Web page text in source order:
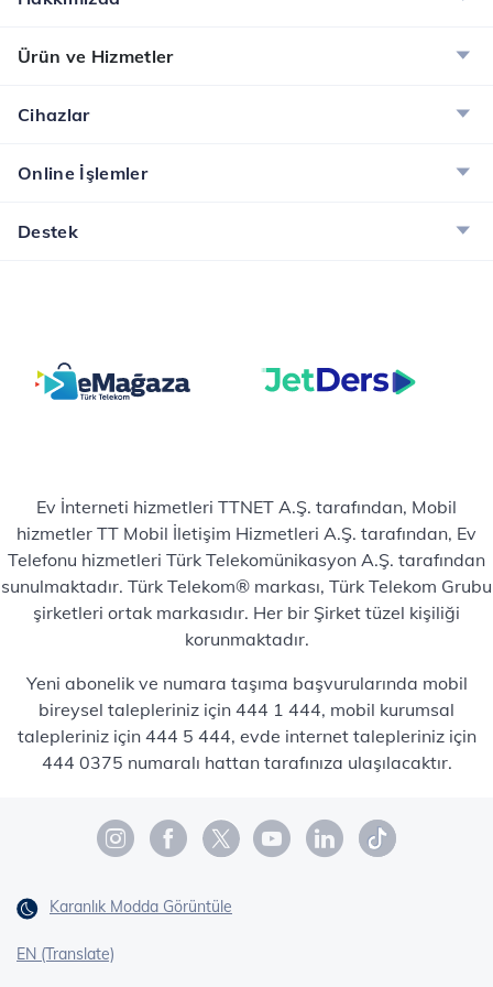
Ürün ve Hizmetler
Cihazlar
Online İşlemler
Destek
Ev İnterneti hizmetleri TTNET A.Ş. tarafından, Mobil
hizmetler TT Mobil İletişim Hizmetleri A.Ş. tarafından, Ev
Telefonu hizmetleri Türk Telekomünikasyon A.Ş. tarafından
sunulmaktadır. Türk Telekom® markası, Türk Telekom Grubu
şirketleri ortak markasıdır. Her bir Şirket tüzel kişiliği
korunmaktadır.
Yeni abonelik ve numara taşıma başvurularında mobil
bireysel talepleriniz için 444 1 444, mobil kurumsal
talepleriniz için 444 5 444, evde internet talepleriniz için
444 0375 numaralı hattan tarafınıza ulaşılacaktır.
Karanlık Modda Görüntüle
EN (Translate)